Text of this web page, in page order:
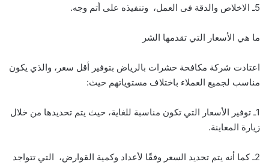
5ـ الاخلاص والدقة فى العمل، وتنفيذه على أتم وجه.
ما هي الأسعار التي تقدمها الشر
اعتادت شركة مكافحة حشرات بالرياض بتوفير أقل سعر، والذي يكون
مناسب لجميع العملاء باختلاف مستوياتهم حيث:
1ـ توفير الأسعار التي تكون مناسبة للغاية، حيث يتم تحديدها من خلال
زيارة المعاينة.
2ـ كما أنه يتم تحديد السعر وفقًا لأعداد وكمية القوارض، التي تتواجد